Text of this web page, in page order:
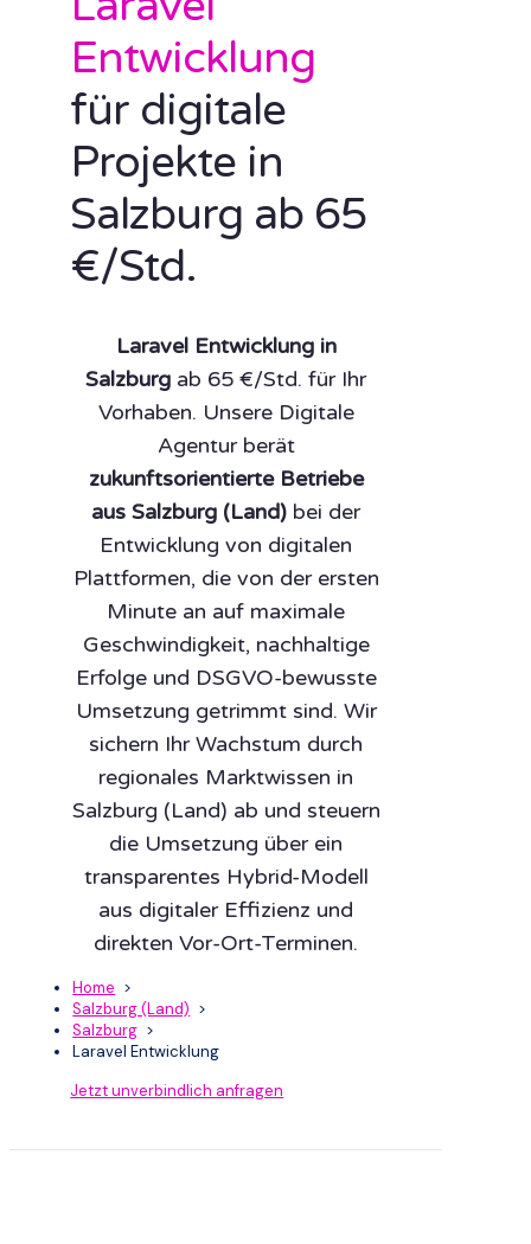
Entwicklung
für digitale
Projekte in
Salzburg ab 65
€/Std.
Laravel Entwicklung in
Salzburg ab 65 €/Std. für Ihr
Vorhaben. Unsere Digitale
Agentur berät
zukunftsorientierte Betriebe
aus Salzburg (Land) bei der
Entwicklung von digitalen
Plattformen, die von der ersten
Minute an auf maximale
Geschwindigkeit, nachhaltige
Erfolge und DSGVO-bewusste
Umsetzung getrimmt sind. Wir
sichern Ihr Wachstum durch
regionales Marktwissen in
Salzburg (Land) ab und steuern
die Umsetzung über ein
transparentes Hybrid-Modell
aus digitaler Effizienz und
direkten Vor-Ort-Terminen.
Home >
Salzburg (Land) >
Salzburg >
Laravel Entwicklung
Jetzt unverbindlich anfragen